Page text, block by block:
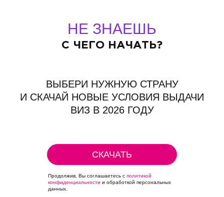
НЕ ЗНАЕШЬ
С ЧЕГО НАЧАТЬ?
ВЫБЕРИ НУЖНУЮ СТРАНУ
И СКАЧАЙ НОВЫЕ УСЛОВИЯ ВЫДАЧИ
ВИЗ В 2026 ГОДУ
СКАЧАТЬ
Продолжив, Вы соглашаетесь с политикой
конфиденциальности и обработкой персональных
данных.